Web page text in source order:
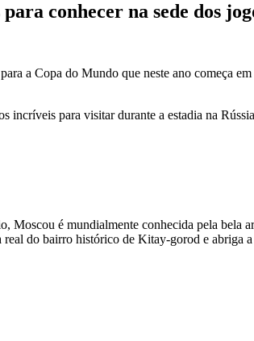
conhecer na sede dos
a Copa do Mundo que neste ano começa
incríveis para visitar durante a estadia na
Moscou é mundialmente conhecida pela
real do bairro histórico de Kitay-gorod e